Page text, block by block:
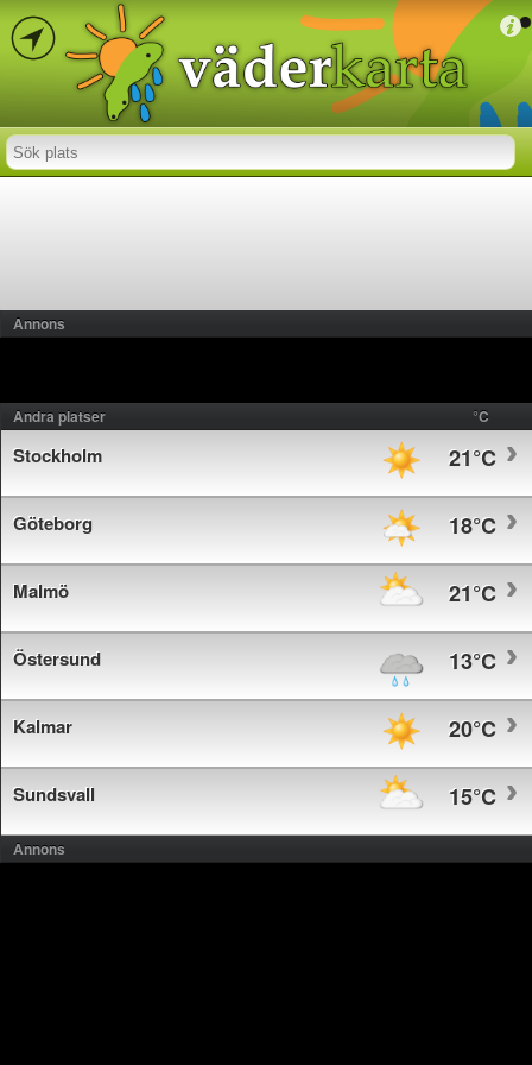
Annons
Andra platser °C
21°C
Stockholm
18°C
Göteborg
21°C
Malmö
13°C
Östersund
20°C
Kalmar
15°C
Sundsvall
Annons